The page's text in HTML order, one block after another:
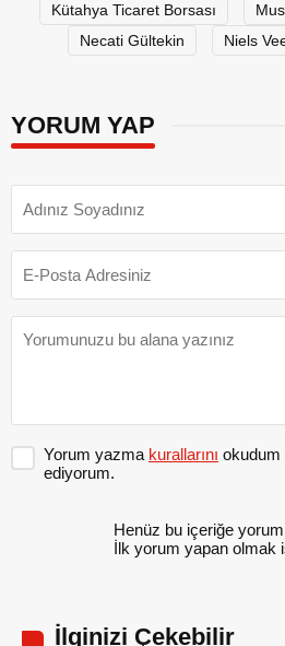
Kütahya Ticaret Borsası
Necati Gültekin
Niels
YORUM YAP
Yorum yazma kurallarını okudum
ediyorum.
Henüz bu içeriğe yorum
İlk yorum yapan olmak
İlginizi Çekebilir